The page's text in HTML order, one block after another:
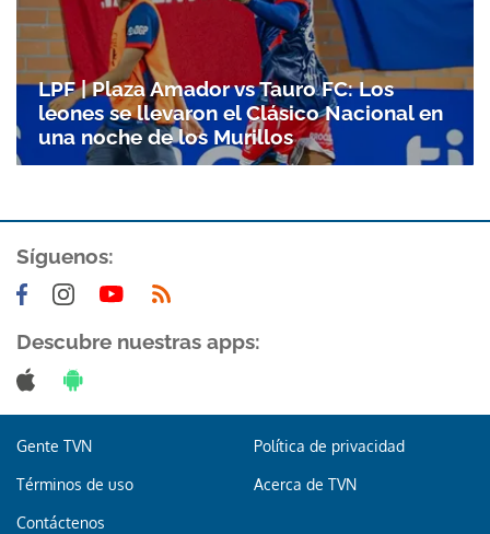
Gracias por suscribirte a nuestro boletín.
LPF | Plaza Amador vs Tauro FC: Los
leones se llevaron el Clásico Nacional en
una noche de los Murillos
Síguenos:
Descubre nuestras apps:
Gente TVN Política de privacidad
Términos de uso Acerca de TVN
Contáctenos